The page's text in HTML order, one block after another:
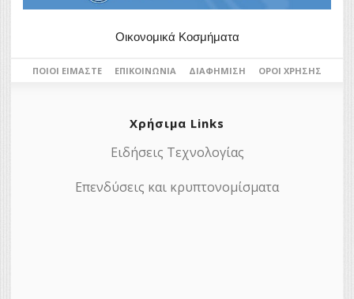
Οικονομικά Κοσμήματα
ΠΟΙΟΙ ΕΊΜΑΣΤΕ ΕΠΙΚΟΙΝΩΝΊΑ ΔΙΑΦΉΜΙΣΗ ΌΡΟΙ ΧΡΉΣΗΣ
Χρήσιμα Links
Ειδήσεις Τεχνολογίας
Επενδύσεις και κρυπτονομίσματα